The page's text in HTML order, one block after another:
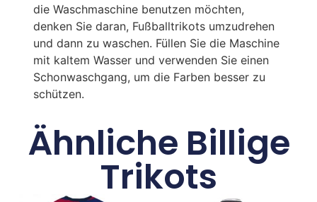
die Waschmaschine benutzen möchten,
denken Sie daran, Fußballtrikots umzudrehen
und dann zu waschen. Füllen Sie die Maschine
mit kaltem Wasser und verwenden Sie einen
Schonwaschgang, um die Farben besser zu
schützen.
Ähnliche Billige
Trikots